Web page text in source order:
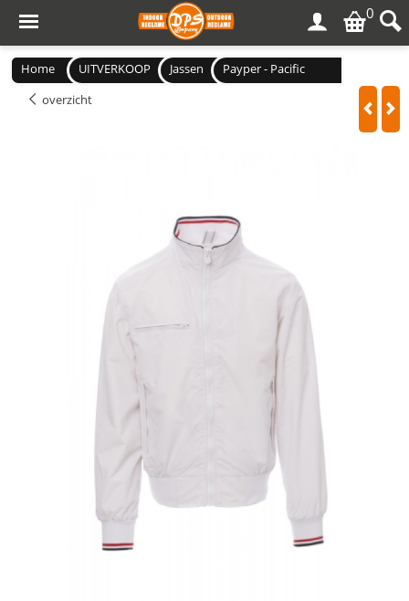
0
Home UITVERKOOP Jassen
Payper - Pacific
overzicht